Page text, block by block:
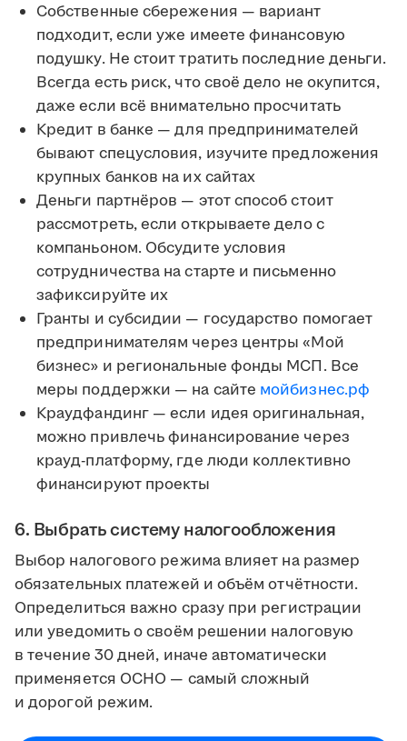
Собственные сбережения — вариант
подходит, если уже имеете финансовую
подушку. Не стоит тратить последние деньги.
Всегда есть риск, что своё дело не окупится,
даже если всё внимательно просчитать
Кредит в банке — для предпринимателей
бывают спецусловия, изучите предложения
крупных банков на их сайтах
Деньги партнёров — этот способ стоит
рассмотреть, если открываете дело с
компаньоном. Обсудите условия
сотрудничества на старте и письменно
зафиксируйте их
Гранты и субсидии — государство помогает
предпринимателям через центры «Мой
бизнес» и региональные фонды МСП. Все
меры поддержки — на сайте мойбизнес.рф
Краудфандинг — если идея оригинальная,
можно привлечь финансирование через
крауд-платформу, где люди коллективно
финансируют проекты
6. Выбрать систему налогообложения
Выбор налогового режима влияет на размер
обязательных платежей и объём отчётности.
Определиться важно сразу при регистрации
или уведомить о своём решении налоговую
в течение 30 дней, иначе автоматически
применяется ОСНО — самый сложный
и дорогой режим.